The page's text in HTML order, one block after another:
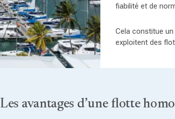
fiabilité et de
Cela constitue
exploitent des
Les avantages d’une flotte